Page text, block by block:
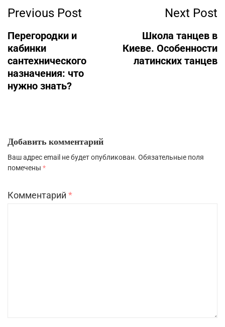
Previous Post
Перегородки и
кабинки
сантехнического
назначения: что
нужно знать?
Next Post
Школа танцев в
Киеве. Особенности
латинских танцев
Добавить комментарий
Ваш адрес email не будет опубликован. Обязательные поля
помечены *
Комментарий *